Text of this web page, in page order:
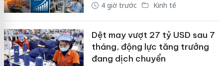
4 giờ trước Kinh tế
Dệt may vượt 27 tỷ USD sau 7
tháng, động lực tăng trưởng
đang dịch chuyển